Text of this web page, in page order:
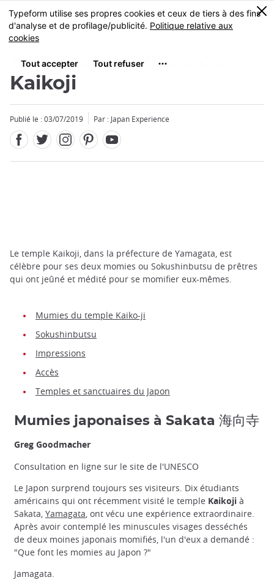
Skip
to
main
MENU
0
Momies du temple de
Kaikoji
Publié le : 03/07/2019 Par : Japan Experience
Le temple Kaikoji, dans la préfecture de Yamagata, est
célèbre pour ses deux momies ou Sokushinbutsu de prêtres
qui ont jeûné et médité pour se momifier eux-mêmes.
Mumies du temple Kaiko-ji
Sokushinbutsu
Impressions
Accès
Temples et sanctuaires du Japon
Mumies japonaises à Sakata 海向寺
Greg Goodmacher
Consultation en ligne sur le site de l'UNESCO
Le Japon surprend toujours ses visiteurs. Dix étudiants
américains qui ont récemment visité le temple Kaikoji à
Sakata, Yamagata , ont vécu une expérience extraordinaire.
Après avoir contemplé les minuscules visages desséchés
de deux moines japonais momifiés, l'un d'eux a demandé :
"Que font les momies au Japon ?"
Jamagata.